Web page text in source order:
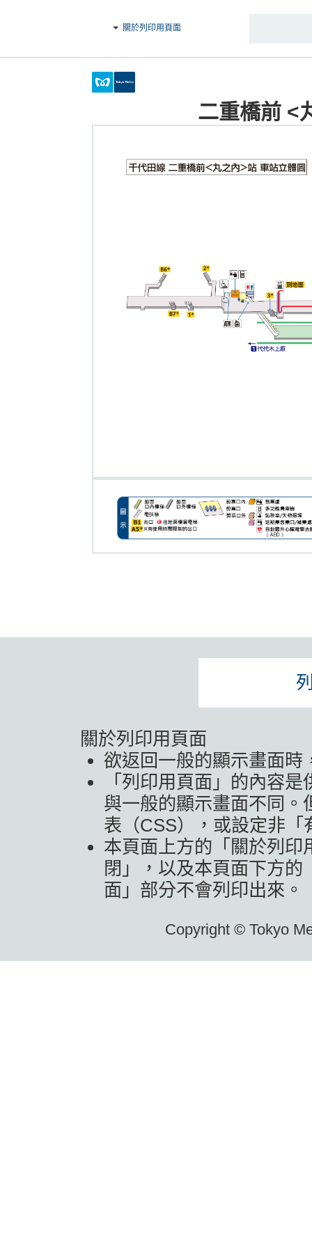
關於列印用頁面
二重橋前 <
關於列印用頁面
欲返回一般的顯示畫面時
「列印用頁面」的內容
與一般的顯示畫面不同。
表（CSS），或設定非
本頁面上方的「關於列印
閉」，以及本頁面下方
面」部分不會列印出來。
Copyright © Tokyo